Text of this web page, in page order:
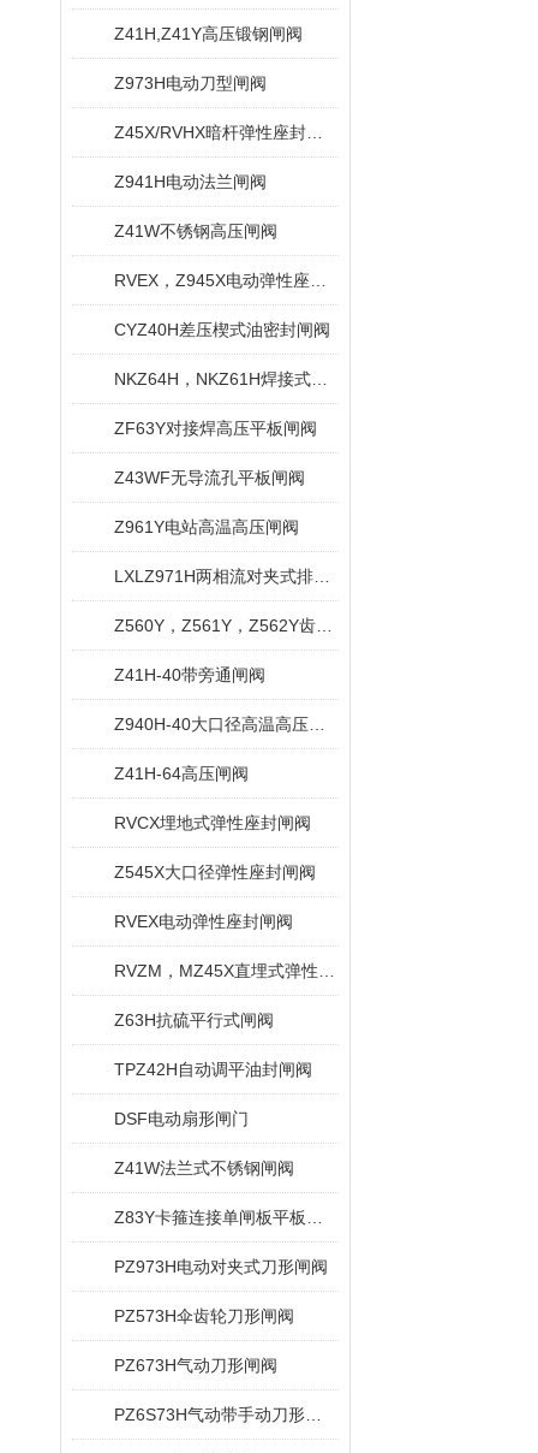
Z41H,Z41Y高压锻钢闸阀
Z973H电动刀型闸阀
Z941H电动法兰闸阀
Z41W不锈钢高压闸阀
CYZ40H差压楔式油密封闸阀
ZF63Y对接焊高压平板闸阀
Z43WF无导流孔平板闸阀
Z961Y电站高温高压闸阀
Z41H-40带旁通闸阀
Z41H-64高压闸阀
RVCX埋地式弹性座封闸阀
Z545X大口径弹性座封闸阀
RVEX电动弹性座封闸阀
Z63H抗硫平行式闸阀
TPZ42H自动调平油封闸阀
DSF电动扇形闸门
Z41W法兰式不锈钢闸阀
PZ973H电动对夹式刀形闸阀
PZ573H伞齿轮刀形闸阀
PZ673H气动刀形闸阀